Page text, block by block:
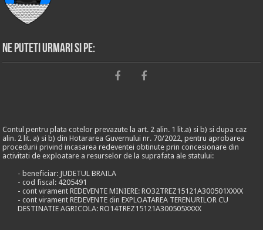
Ne puteti urmari si pe:
Contul pentru plata cotelor prevazute la art. 2 alin. 1 lit.a) si b) si dupa caz
alin. 2 lit. a) si b) din Hotararea Guvernului nr. 70/2022, pentru aprobarea
procedurii privind incasarea redeventei obtinute prin concesionare din
activitati de exploatare a resurselor de la suprafata ale statului:
- beneficiar: JUDETUL BRAILA
- cod fiscal: 4205491
- cont virament REDEVENTE MINIERE: RO32TREZ15121A300501XXXX
- cont virament REDEVENTE din EXPLOATAREA TERENURILOR CU
DESTINATIE AGRICOLA: RO14TREZ15121A300505XXXX